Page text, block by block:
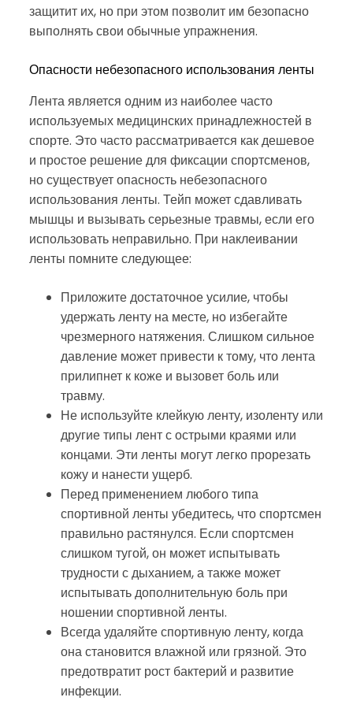
защитит их, но при этом позволит им безопасно
выполнять свои обычные упражнения.
Опасности небезопасного использования ленты
Лента является одним из наиболее часто
используемых медицинских принадлежностей в
спорте. Это часто рассматривается как дешевое
и простое решение для фиксации спортсменов,
но существует опасность небезопасного
использования ленты. Тейп может сдавливать
мышцы и вызывать серьезные травмы, если его
использовать неправильно. При наклеивании
ленты помните следующее:
Приложите достаточное усилие, чтобы
удержать ленту на месте, но избегайте
чрезмерного натяжения. Слишком сильное
давление может привести к тому, что лента
прилипнет к коже и вызовет боль или
травму.
Не используйте клейкую ленту, изоленту или
другие типы лент с острыми краями или
концами. Эти ленты могут легко прорезать
кожу и нанести ущерб.
Перед применением любого типа
спортивной ленты убедитесь, что спортсмен
правильно растянулся. Если спортсмен
слишком тугой, он может испытывать
трудности с дыханием, а также может
испытывать дополнительную боль при
ношении спортивной ленты.
Всегда удаляйте спортивную ленту, когда
она становится влажной или грязной. Это
предотвратит рост бактерий и развитие
инфекции.